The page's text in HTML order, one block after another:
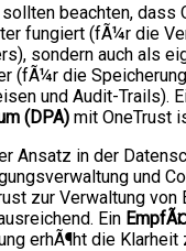
beachten, dass
fungiert (fÃ¼r die
sondern auch als
(fÃ¼r die
und Audit-Trails).
(DPA) mit OneTrust
Ansatz in der
und
zur Verwaltung von
Ein
erhÃ¶ht die